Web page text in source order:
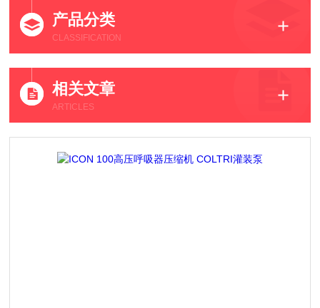
产品分类
CLASSIFICATION
相关文章
ARTICLES